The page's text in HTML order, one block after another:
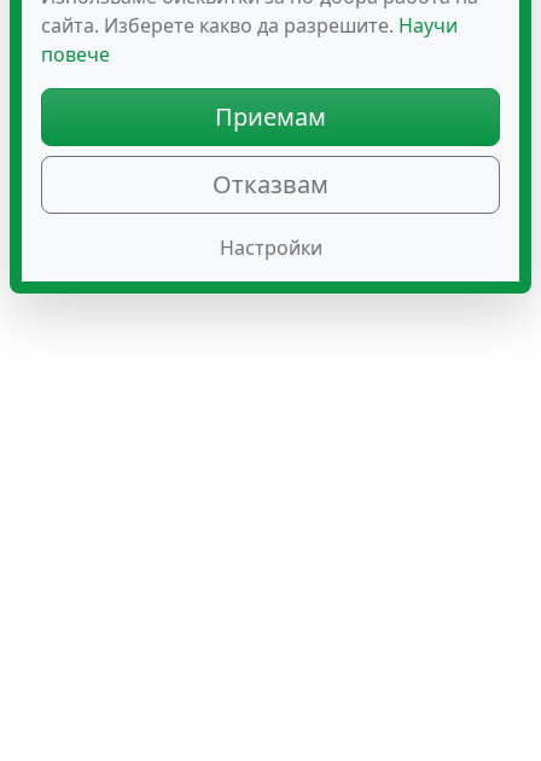
сайта. Изберете какво да разрешите. Научи
повече
Приемам
Отказвам
Настройки